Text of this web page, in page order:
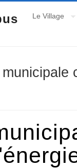
Le Village